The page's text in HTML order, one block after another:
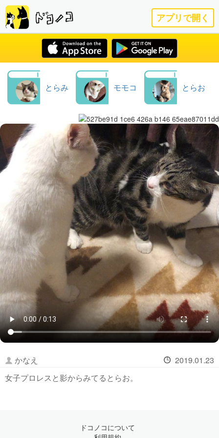
アプリで開く
とらみ モモコ とらお
かなえ
2019.01.23
女子プロレスと影からみてるとらお。
ドコノコについて